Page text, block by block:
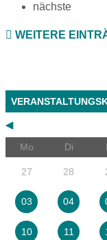
nächste
WEITERE
◀
Mo
Di
27 28
03 04
10 11